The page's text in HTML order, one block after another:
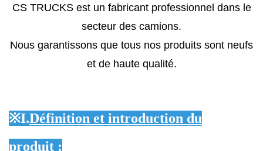
CS TRUCKS est un fabricant professionnel dans le
secteur des camions.
Nous garantissons que tous nos produits sont neufs
et de haute qualité.
※I.Définition et introduction du
produit :